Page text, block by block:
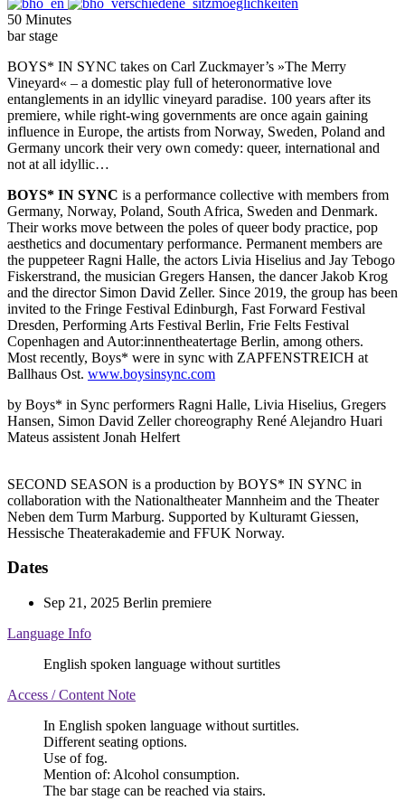
50 Minutes
bar stage
BOYS* IN SYNC takes on Carl Zuckmayer’s »The Merry
Vineyard« – a domestic play full of heteronormative love
entanglements in an idyllic vineyard paradise. 100 years after its
premiere, while right-wing governments are once again gaining
influence in Europe, the artists from Norway, Sweden, Poland and
Germany uncork their very own comedy: queer, international and
not at all idyllic…
BOYS* IN SYNC is a performance collective with members from
Germany, Norway, Poland, South Africa, Sweden and Denmark.
Their works move between the poles of queer body practice, pop
aesthetics and documentary performance. Permanent members are
the puppeteer Ragni Halle, the actors Livia Hiselius and Jay Tebogo
Fiskerstrand, the musician Gregers Hansen, the dancer Jakob Krog
and the director Simon David Zeller. Since 2019, the group has been
invited to the Fringe Festival Edinburgh, Fast Forward Festival
Dresden, Performing Arts Festival Berlin, Frie Felts Festival
Copenhagen and Autor:innentheatertage Berlin, among others.
Most recently, Boys* were in sync with ZAPFENSTREICH at
Ballhaus Ost. www.boysinsync.com
by Boys* in Sync performers Ragni Halle, Livia Hiselius, Gregers
Hansen, Simon David Zellerchoreography René Alejandro Huari
Mateus assistent Jonah Helfert
SECOND SEASON is a production by BOYS* IN SYNC in
collaboration with the Nationaltheater Mannheim and the Theater
Neben dem Turm Marburg. Supported by Kulturamt Giessen,
Hessische Theaterakademie and FFUK Norway.
Dates
Sep 21, 2025 Berlin premiere
Language Info
English spoken language without surtitles
Access / Content Note
In English spoken language without surtitles.
Different seating options.
Use of fog.
Mention of: Alcohol consumption.
The bar stage can be reached via stairs.